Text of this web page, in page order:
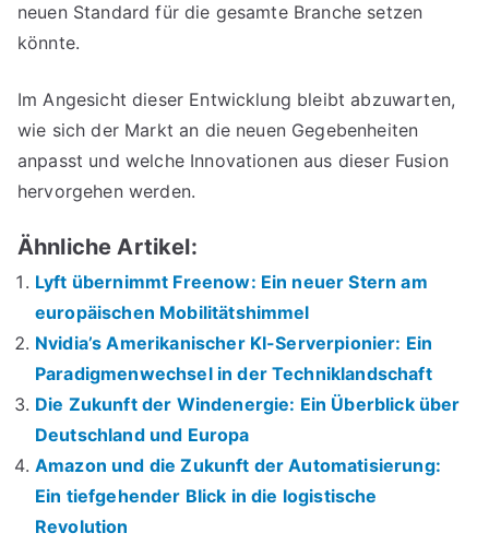
neuen Standard für die gesamte Branche setzen
könnte.
Im Angesicht dieser Entwicklung bleibt abzuwarten,
wie sich der Markt an die neuen Gegebenheiten
anpasst und welche Innovationen aus dieser Fusion
hervorgehen werden.
Ähnliche Artikel:
Lyft übernimmt Freenow: Ein neuer Stern am
europäischen Mobilitätshimmel
Nvidia’s Amerikanischer KI-Serverpionier: Ein
Paradigmenwechsel in der Techniklandschaft
Die Zukunft der Windenergie: Ein Überblick über
Deutschland und Europa
Amazon und die Zukunft der Automatisierung:
Ein tiefgehender Blick in die logistische
Revolution